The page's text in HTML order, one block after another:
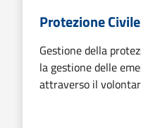
Protezione Civile
Gestione della
la gestione delle
attraverso il